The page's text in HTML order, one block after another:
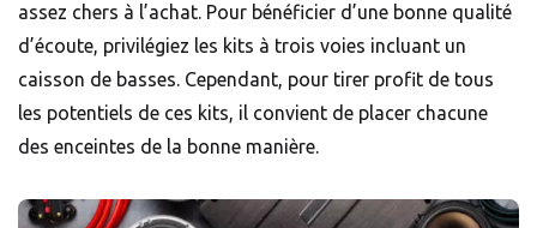
assez chers à l’achat. Pour bénéficier d’une bonne qualité
d’écoute, privilégiez les kits à trois voies incluant un
caisson de basses. Cependant, pour tirer profit de tous
les potentiels de ces kits, il convient de placer chacune
des enceintes de la bonne manière.